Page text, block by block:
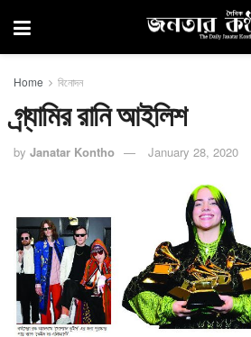
Home বিনোদন
গ্র্যামির রানি আইলিশ
by Janatar Kontho January 28, 2020